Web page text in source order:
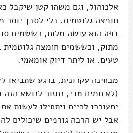
אלכוהול, וגם משהו קטן שיקבל
חומצה גלוטמית. בלי לסבך
בפה הוא עושה מלוח, כששמים
מתוק, וכששמים חומצה
טעים. או ליתר דיוק אומאמי.
מבחינה עקרונית, ברגע שתביאו
(לא חמים מדי, נחזור לנושא
יתעוררו לחיים ויתחילו לעשות
אבל יש הרבה גורמים שיכולים